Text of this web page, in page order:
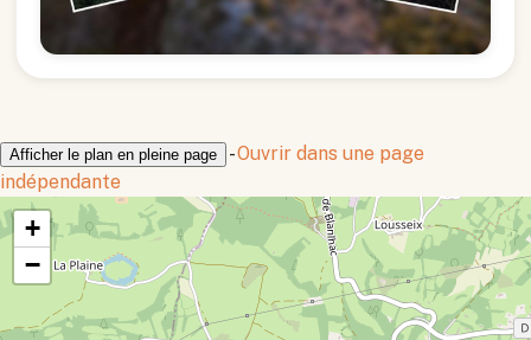
Afficher le plan en pleine page -Ouvrir dans une page
indépendante